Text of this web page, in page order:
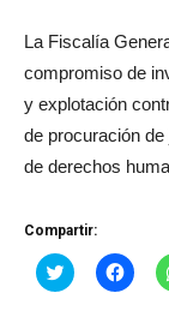
La Fiscalía
compromiso de
y explotación
de procuración
de derechos
Compartir:
Haz
clic
Haz
clic